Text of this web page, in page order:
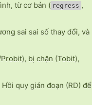
từ cơ bản ( regress ,
sai sai số thay đổi, và
bị chặn (Tobit),
quy gián đoạn (RD) để